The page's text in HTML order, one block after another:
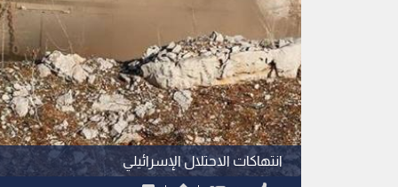
انتهاكات الاحتلال الإسرائيلي